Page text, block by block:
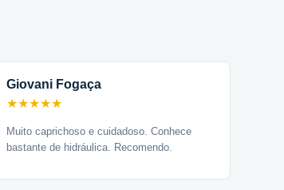
Giovani Fogaça
★★★★★
Muito caprichoso e cuidadoso. Conhece
bastante de hidráulica. Recomendo.